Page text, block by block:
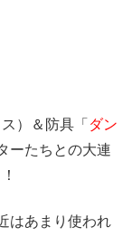
）＆防具「 ダン
ーたちとの大連
はあまり使われ